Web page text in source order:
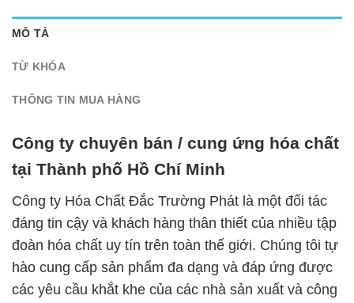
MÔ TẢ
TỪ KHÓA
THÔNG TIN MUA HÀNG
Công ty chuyên bán / cung ứng hóa chất
tại Thành phố Hồ Chí Minh
Công ty Hóa Chất Đắc Trường Phát là một đối tác
đáng tin cậy và khách hàng thân thiết của nhiều tập
đoàn hóa chất uy tín trên toàn thế giới. Chúng tôi tự
hào cung cấp sản phẩm đa dạng và đáp ứng được
các yêu cầu khắt khe của các nhà sản xuất và công